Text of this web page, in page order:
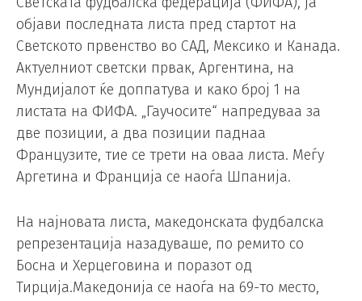
објави последната листа пред стартот на
Светското првенство во САД, Мексико и Канада.
Актуелниот светски првак, Аргентина, на
Мундијалот ќе доппатува и како број 1 на
листата на ФИФА. „Гаучосите“ напредуваа за
две позиции, а два позиции паднаа
Французите, тие се трети на оваа листа. Меѓу
Аргетина и Франција се наоѓа Шпанија.
На најновата листа, македонската фудбалска
репрезентација назадуваше, по ремито со
Босна и Херцеговина и поразот од
Тирција.Македонија се наоѓа на 69-то место,